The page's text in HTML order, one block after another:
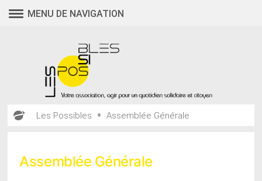
MENU DE NAVIGATION
Les Possibles • Assemblée Générale
Assemblée Générale